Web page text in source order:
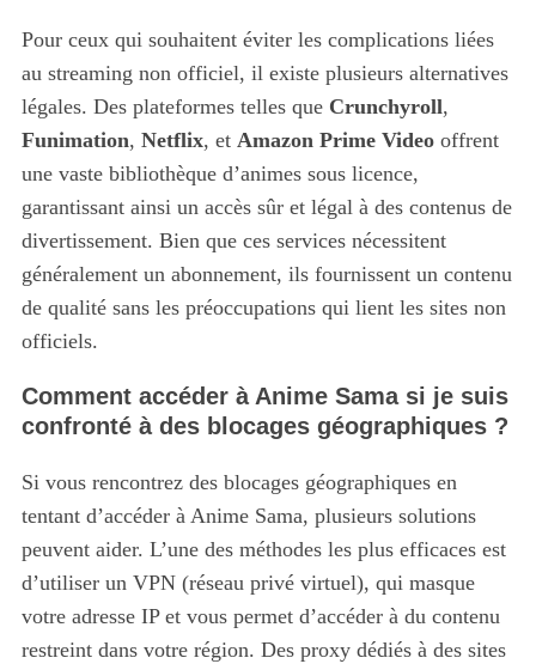
Pour ceux qui souhaitent éviter les complications liées
au streaming non officiel, il existe plusieurs alternatives
légales. Des plateformes telles que Crunchyroll,
Funimation, Netflix, et Amazon Prime Videooffrent
une vaste bibliothèque d’animes sous licence,
garantissant ainsi un accès sûr et légal à des contenus de
divertissement. Bien que ces services nécessitent
généralement un abonnement, ils fournissent un contenu
de qualité sans les préoccupations qui lient les sites non
officiels.
Comment accéder à Anime Sama si je suis
confronté à des blocages géographiques ?
Si vous rencontrez des blocages géographiques en
tentant d’accéder à Anime Sama, plusieurs solutions
peuvent aider. L’une des méthodes les plus efficaces est
d’utiliser un VPN (réseau privé virtuel), qui masque
votre adresse IP et vous permet d’accéder à du contenu
restreint dans votre région. Des proxy dédiés à des sites